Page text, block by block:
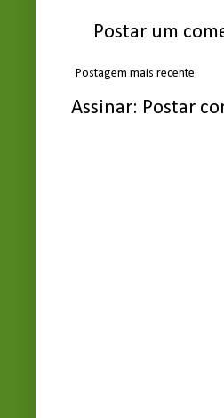
Postar um
Postagem mais recente
Assinar: Postar